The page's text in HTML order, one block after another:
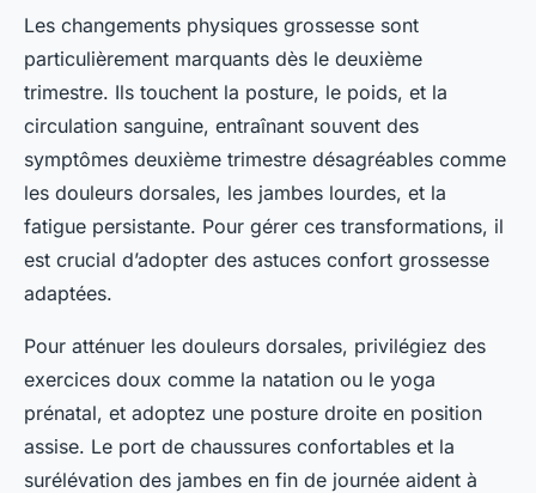
Les changements physiques grossesse sont
particulièrement marquants dès le deuxième
trimestre. Ils touchent la posture, le poids, et la
circulation sanguine, entraînant souvent des
symptômes deuxième trimestre désagréables comme
les douleurs dorsales, les jambes lourdes, et la
fatigue persistante. Pour gérer ces transformations, il
est crucial d’adopter des astuces confort grossesse
adaptées.
Pour atténuer les douleurs dorsales, privilégiez des
exercices doux comme la natation ou le yoga
prénatal, et adoptez une posture droite en position
assise. Le port de chaussures confortables et la
surélévation des jambes en fin de journée aident à